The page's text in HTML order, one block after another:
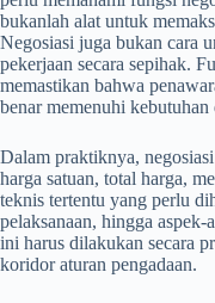
bukanlah alat untuk
Negosiasi juga bukan cara
pekerjaan secara sepihak.
memastikan bahwa
benar memenuhi
Dalam praktiknya,
harga satuan, total harga,
teknis tertentu yang perlu
pelaksanaan, hingga
ini harus dilakukan secara
koridor aturan pengadaan.